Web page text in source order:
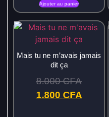
Ajouter au panier
Mais tu ne m’avais jamais
dit ça
8.000CFA
1.800 CFA